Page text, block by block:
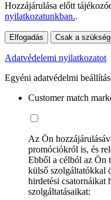
Hozzájárulása előtt
nyilatkozatunkban..
Elfogadás Csak a
Adatvédelemi nyilatkozatot
Egyéni adatvédelmi
Customer match
Az Ön
promóciókról is, és
Ebből a célból az Ön
külső szolgáltatókkal
hirdetési csatornáikat
szolgáltatásaikat: